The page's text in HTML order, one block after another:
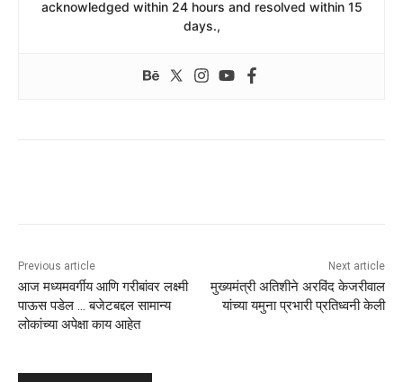
acknowledged within 24 hours and resolved within 15
days.,
Previous article
आज मध्यमवर्गीय आणि गरीबांवर लक्ष्मी
पाऊस पडेल … बजेटबद्दल सामान्य
लोकांच्या अपेक्षा काय आहेत
Next article
मुख्यमंत्री अतिशीने अरविंद केजरीवाल
यांच्या यमुना प्रभारी प्रतिध्वनी केली